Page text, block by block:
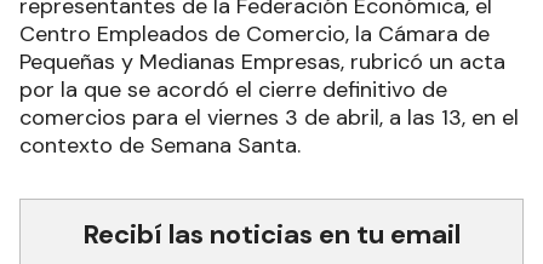
Centro Empleados de Comercio, la Cámara de
Pequeñas y Medianas Empresas, rubricó un acta
por la que se acordó el cierre definitivo de
comercios para el viernes 3 de abril, a las 13, en el
contexto de Semana Santa.
Recibí las noticias en tu email